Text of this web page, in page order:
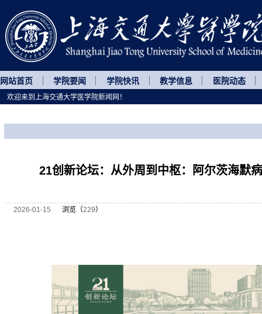
网站首页 学院要闻 学院快讯 教学信息 医院动态
21创新论坛：从外周到中枢：阿尔茨海默
2026-01-15 浏览（229）
欢迎来到上海交通大学医学院新闻网！